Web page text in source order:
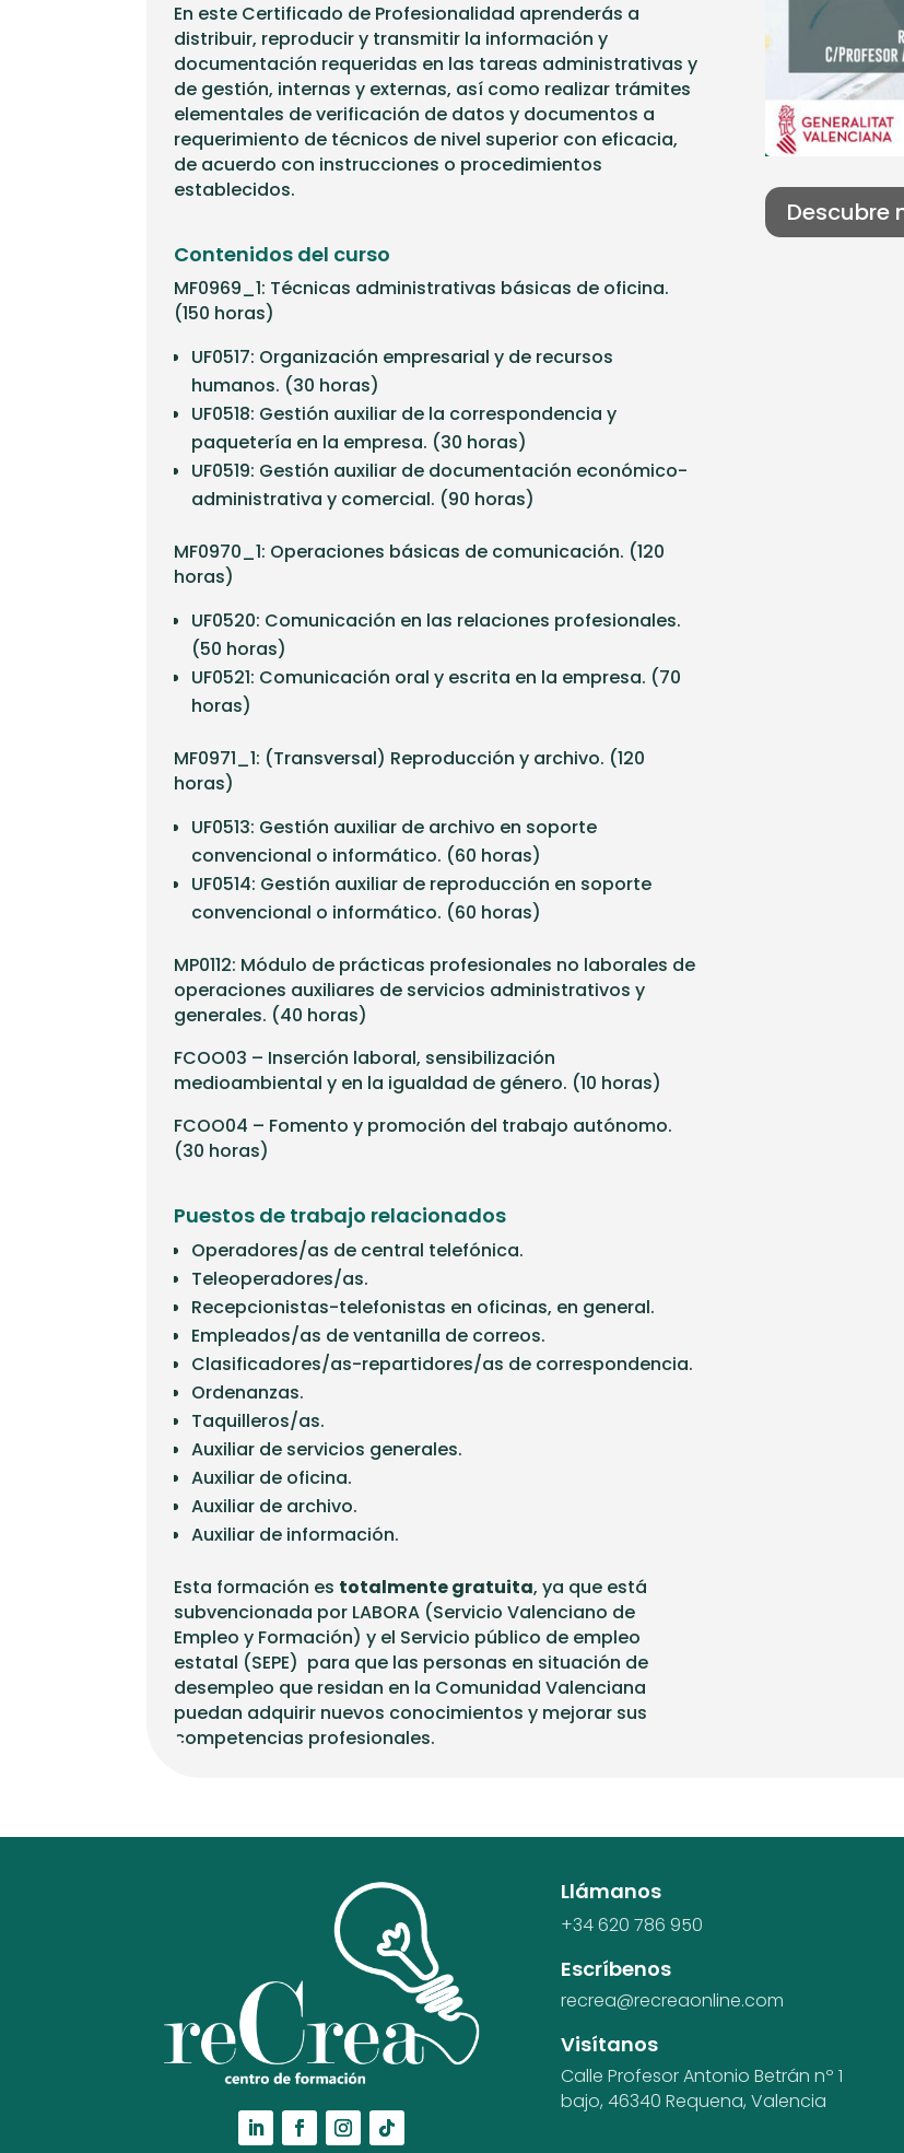
En este Certificado de Profesionalidad aprenderás a
distribuir, reproducir y transmitir la información y
documentación requeridas en las tareas administrativas y
de gestión, internas y externas, así como realizar trámites
elementales de verificación de datos y documentos a
requerimiento de técnicos de nivel superior con eficacia,
de acuerdo con instrucciones o procedimientos
establecidos.
Contenidos del curso
MF0969_1: Técnicas administrativas básicas de oficina.
(150 horas)
UF0517: Organización empresarial y de recursos
humanos. (30 horas)
UF0518: Gestión auxiliar de la correspondencia y
paquetería en la empresa. (30 horas)
UF0519: Gestión auxiliar de documentación económico-
administrativa y comercial. (90 horas)
MF0970_1: Operaciones básicas de comunicación. (120
horas)
UF0520: Comunicación en las relaciones profesionales.
(50 horas)
UF0521: Comunicación oral y escrita en la empresa. (70
horas)
MF0971_1: (Transversal) Reproducción y archivo. (120
horas)
UF0513: Gestión auxiliar de archivo en soporte
convencional o informático. (60 horas)
UF0514: Gestión auxiliar de reproducción en soporte
convencional o informático. (60 horas)
MP0112: Módulo de prácticas profesionales no laborales de
operaciones auxiliares de servicios administrativos y
generales. (40 horas)
FCOO03 – Inserción laboral, sensibilización
medioambiental y en la igualdad de género. (10 horas)
FCOO04 – Fomento y promoción del trabajo autónomo.
(30 horas)
Puestos de trabajo relacionados
Operadores/as de central telefónica.
Teleoperadores/as.
Recepcionistas-telefonistas en oficinas, en general.
Empleados/as de ventanilla de correos.
Clasificadores/as-repartidores/as de correspondencia.
Ordenanzas.
Taquilleros/as.
Auxiliar de servicios generales.
Auxiliar de oficina.
Auxiliar de archivo.
Auxiliar de información.
Esta formación es totalmente gratuita, ya que está
subvencionada por LABORA (Servicio Valenciano de
Empleo y Formación) y el Servicio público de empleo
estatal (SEPE) para que las personas en situación de
desempleo que residan en la Comunidad Valenciana
puedan adquirir nuevos conocimientos y mejorar sus
competencias profesionales.
Descubre
Llámanos
+34 620 786 950
Escríbenos
recrea@recreaonline.com
Visítanos
Calle Profesor Antonio Betrán nº 1
bajo, 46340 Requena, Valencia